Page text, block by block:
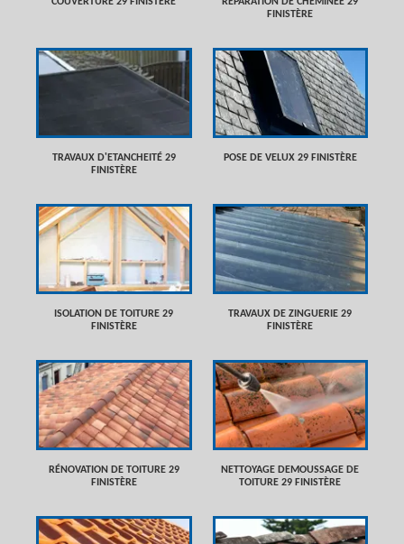
FINISTÈRE
TRAVAUX D'ETANCHEITÉ 29
FINISTÈRE
POSE DE VELUX 29 FINISTÈRE
ISOLATION DE TOITURE 29
FINISTÈRE
TRAVAUX DE ZINGUERIE 29
FINISTÈRE
RÉNOVATION DE TOITURE 29
FINISTÈRE
NETTOYAGE DEMOUSSAGE DE
TOITURE 29 FINISTÈRE